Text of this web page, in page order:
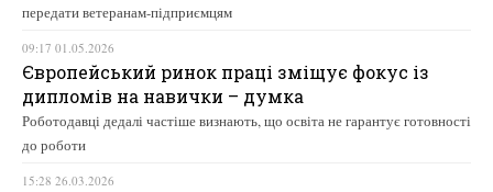
передати ветеранам-підприємцям
09:17 01.05.2026
Європейський ринок праці зміщує фокус із
дипломів на навички – думка
Роботодавці дедалі частіше визнають, що освіта не гарантує готовності
до роботи
15:28 26.03.2026